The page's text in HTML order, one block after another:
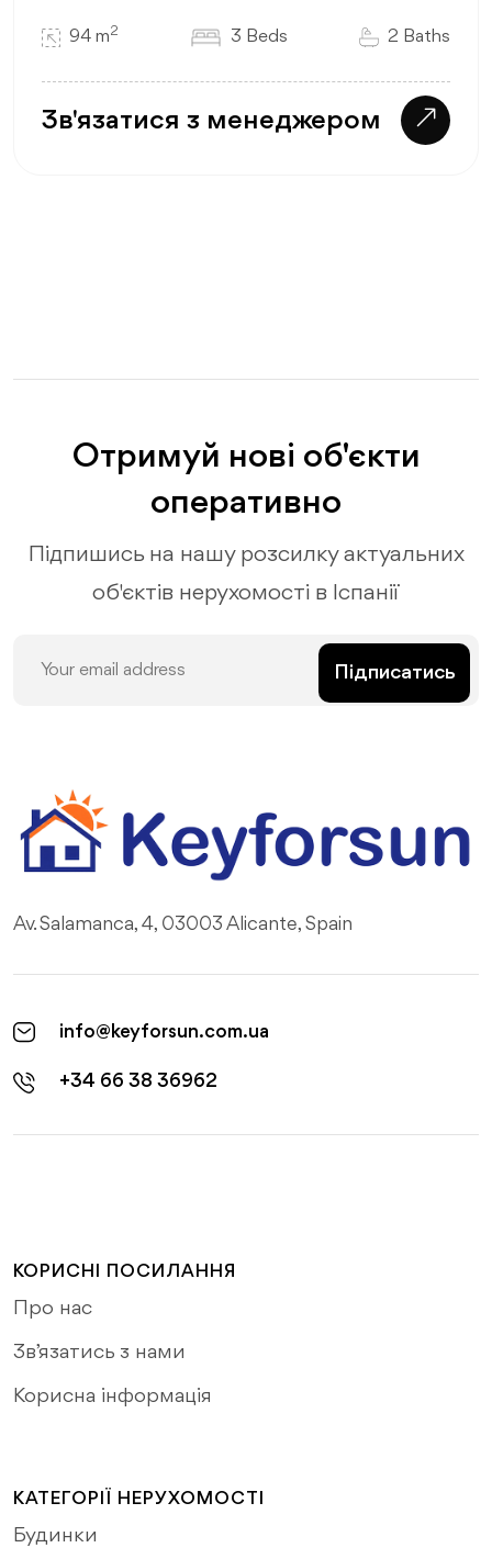
94 m2 3 Beds 2 Baths
Зв'язатися з менеджером
Отримуй нові об'єкти
оперативно
Підпишись на нашу розсилку актуальних
об'єктів нерухомості в Іспанії
Підписатись
Av. Salamanca, 4, 03003 Alicante, Spain
info@keyforsun.com.ua
+34 66 38 36962
КОРИСНІ ПОСИЛАННЯ
Про нас
Зв’язатись з нами
Корисна інформація
КАТЕГОРІЇ НЕРУХОМОСТІ
Будинки